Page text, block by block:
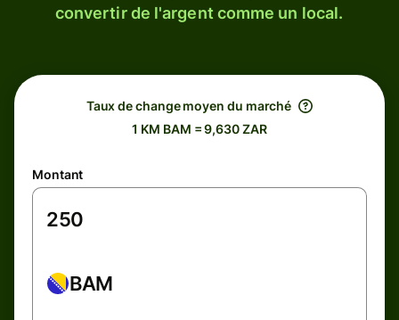
convertir de l'argent comme un local.
Taux de change moyen du marché
1 KM BAM = 9,630 ZAR
Montant
BAM